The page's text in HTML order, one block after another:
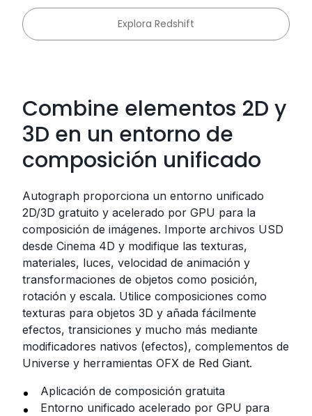
Explora Redshift
Combine elementos 2D y
3D en un entorno de
composición unificado
Autograph proporciona un entorno unificado
2D/3D gratuito y acelerado por GPU para la
composición de imágenes. Importe archivos USD
desde Cinema 4D y modifique las texturas,
materiales, luces, velocidad de animación y
transformaciones de objetos como posición,
rotación y escala. Utilice composiciones como
texturas para objetos 3D y añada fácilmente
efectos, transiciones y mucho más mediante
modificadores nativos (efectos), complementos de
Universe y herramientas OFX de Red Giant.
Aplicación de composición gratuita
Entorno unificado acelerado por GPU para